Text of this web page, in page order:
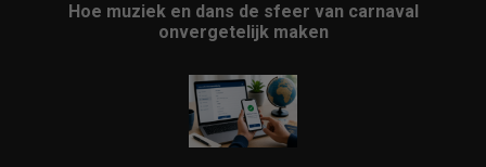
Hoe muziek en dans de sfeer van carnaval
onvergetelijk maken